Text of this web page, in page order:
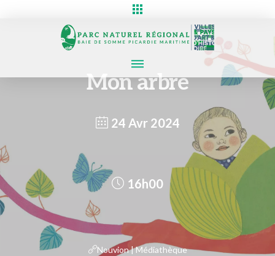
Mon arbre
24 Avr 2024
16h00
Nouvion | Médiathèque